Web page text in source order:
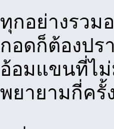
ทุกอย่างรวม
กอดก็ต้องปร
อ้อมแขนที่ไ
พยายามกี่ครั้